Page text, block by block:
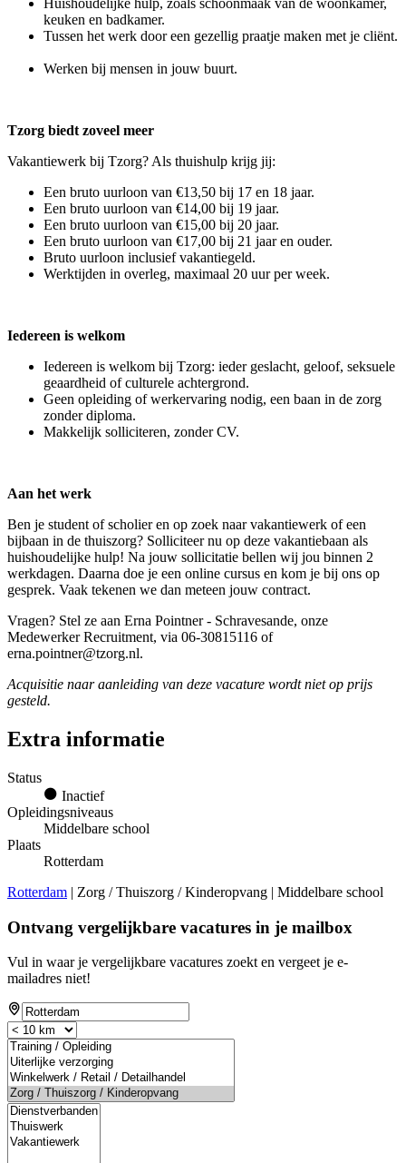
Huishoudelijke hulp, zoals schoonmaak van de woonkamer,
keuken en badkamer.
Tussen het werk door een gezellig praatje maken met je cliënt.
Werken bij mensen in jouw buurt.
Tzorg biedt zoveel meer
Vakantiewerk bij Tzorg? Als thuishulp krijg jij:
Een bruto uurloon van €13,50 bij 17 en 18 jaar.
Een bruto uurloon van €14,00 bij 19 jaar.
Een bruto uurloon van €15,00 bij 20 jaar.
Een bruto uurloon van €17,00 bij 21 jaar en ouder.
Bruto uurloon inclusief vakantiegeld.
Werktijden in overleg, maximaal 20 uur per week.
Iedereen is welkom
Iedereen is welkom bij Tzorg: ieder geslacht, geloof, seksuele
geaardheid of culturele achtergrond.
Geen opleiding of werkervaring nodig, een baan in de zorg
zonder diploma.
Makkelijk solliciteren, zonder CV.
Aan het werk
Ben je student of scholier en op zoek naar vakantiewerk of een
bijbaan in de thuiszorg? Solliciteer nu op deze vakantiebaan als
huishoudelijke hulp! Na jouw sollicitatie bellen wij jou binnen 2
werkdagen. Daarna doe je een online cursus en kom je bij ons op
gesprek. Vaak tekenen we dan meteen jouw contract.
Vragen? Stel ze aan Erna Pointner - Schravesande, onze
Medewerker Recruitment, via 06-30815116 of
erna.pointner@tzorg.nl.
Acquisitie naar aanleiding van deze vacature wordt niet op prijs
gesteld.
Extra informatie
Status
Inactief
Opleidingsniveaus
Middelbare school
Plaats
Rotterdam
Rotterdam | Zorg / Thuiszorg / Kinderopvang | Middelbare school
Ontvang vergelijkbare vacatures in je mailbox
Vul in waar je vergelijkbare vacatures zoekt en vergeet je e-
mailadres niet!